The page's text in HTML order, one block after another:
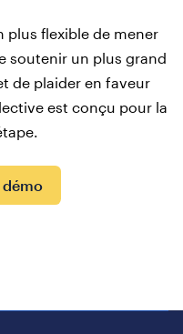
plus flexible de mener
soutenir un plus grand
de plaider en faveur
est conçu pour la